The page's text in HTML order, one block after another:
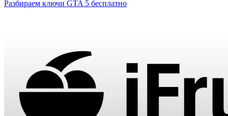
Разбираем ключи GTA 5 бесплатно